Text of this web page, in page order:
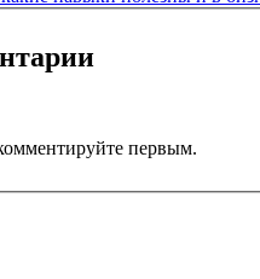
первым.